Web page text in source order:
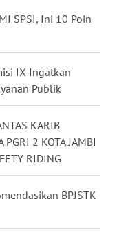
SPSI, Ini 10 Poin
IX Ingatkan
Publik
KARIB
2 KOTA JAMBI
RIDING
BPJSTK